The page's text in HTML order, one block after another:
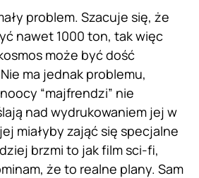
problem. Szacuje się, że
nawet 1000 ton, tak więc
może być dość
ma jednak problemu,
“majfrendzi” nie
nad wydrukowaniem jej w
miałyby zająć się specjalne
brzmi to jak film sci-fi,
że to realne plany. Sam